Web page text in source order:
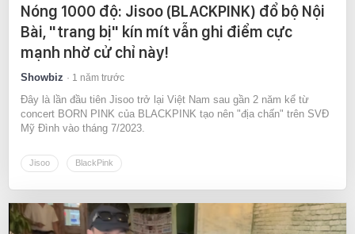
Nóng 1000 độ: Jisoo (BLACKPINK) đổ bộ Nội
Bài, "trang bị" kín mít vẫn ghi điểm cực
mạnh nhờ cử chỉ này!
Showbiz 1 năm trước
Đây là lần đầu tiên Jisoo trở lại Việt Nam sau gần 2 năm kể từ
concert BORN PINK của BLACKPINK tạo nên "địa chấn" trên SVĐ
Mỹ Đình vào tháng 7/2023.
Jisoo BlackPink